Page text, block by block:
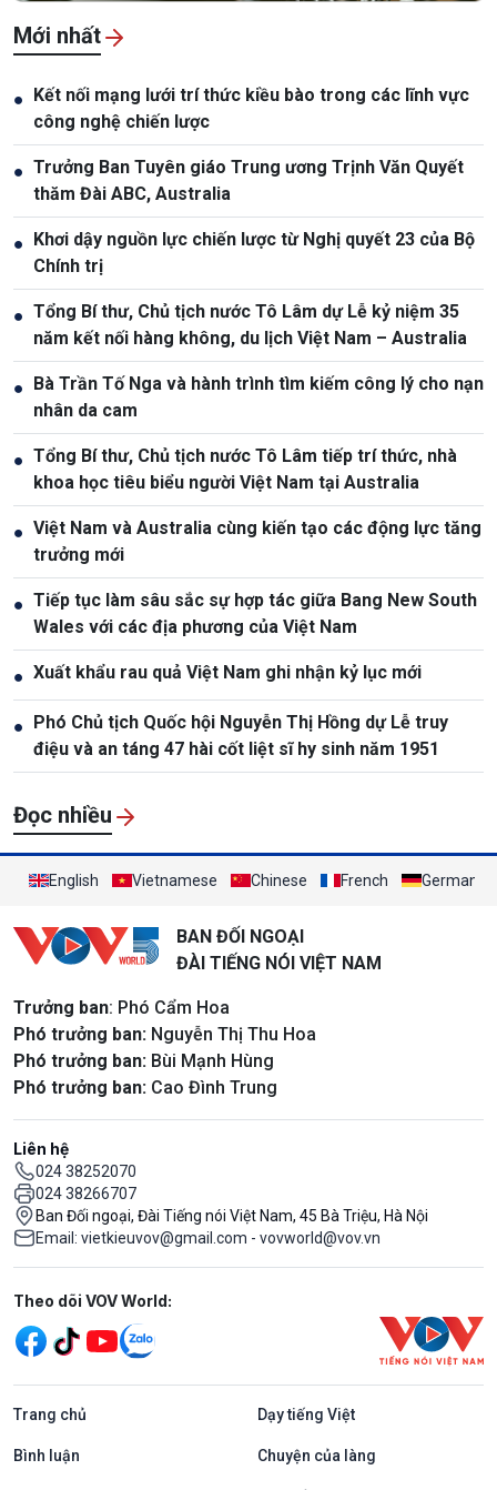
Mới nhất
● Kết nối mạng lưới trí thức kiều bào trong các lĩnh vực
công nghệ chiến lược
● Trưởng Ban Tuyên giáo Trung ương Trịnh Văn Quyết
thăm Đài ABC, Australia
● Khơi dậy nguồn lực chiến lược từ Nghị quyết 23 của Bộ
Chính trị
● Tổng Bí thư, Chủ tịch nước Tô Lâm dự Lễ kỷ niệm 35
năm kết nối hàng không, du lịch Việt Nam – Australia
● Bà Trần Tố Nga và hành trình tìm kiếm công lý cho nạn
nhân da cam
● Tổng Bí thư, Chủ tịch nước Tô Lâm tiếp trí thức, nhà
khoa học tiêu biểu người Việt Nam tại Australia
● Việt Nam và Australia cùng kiến tạo các động lực tăng
trưởng mới
● Tiếp tục làm sâu sắc sự hợp tác giữa Bang New South
Wales với các địa phương của Việt Nam
● Xuất khẩu rau quả Việt Nam ghi nhận kỷ lục mới
● Phó Chủ tịch Quốc hội Nguyễn Thị Hồng dự Lễ truy
điệu và an táng 47 hài cốt liệt sĩ hy sinh năm 1951
Đọc nhiều
English Vietnamese Chinese French German
BAN ĐỐI NGOẠI
ĐÀI TIẾNG NÓI VIỆT NAM
Trưởng ban: Phó Cẩm Hoa
Phó trưởng ban: Nguyễn Thị Thu Hoa
Phó trưởng ban: Bùi Mạnh Hùng
Phó trưởng ban: Cao Đình Trung
Liên hệ
024 38252070
024 38266707
Ban Đối ngoại, Đài Tiếng nói Việt Nam, 45 Bà Triệu, Hà Nội
Email: vietkieuvov@gmail.com - vovworld@vov.vn
Mạng xã hội
Theo dõi VOV World:
Trang chủ Dạy tiếng Việt
Bình luận Chuyện của làng